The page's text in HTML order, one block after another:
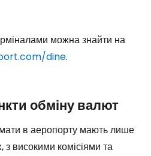
можна знайти на
dine.
обміну валют
в аеропорту мають лише
з високими комісіями та